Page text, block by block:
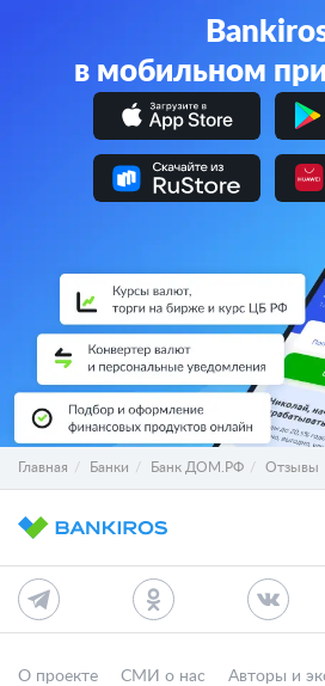
в мобильном
Главная Банки Банк ДОМ.РФ Отзывы
О проекте СМИ о нас Авторы и